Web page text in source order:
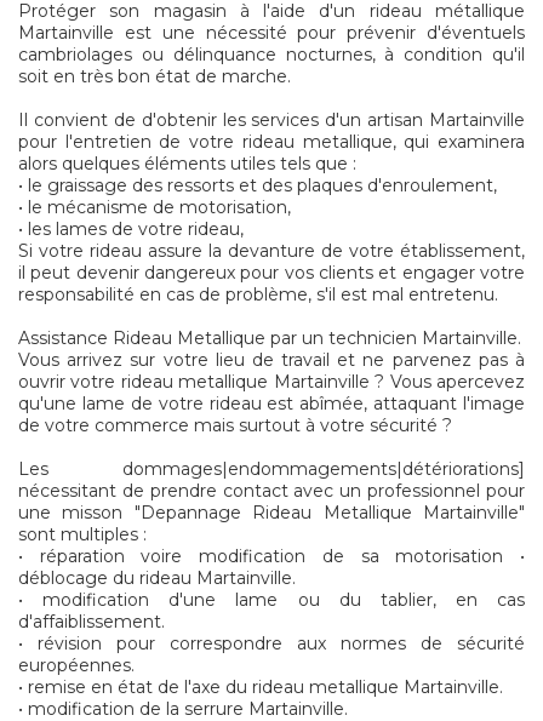
Protéger son magasin à l'aide d'un rideau métallique
Martainville est une nécessité pour prévenir d'éventuels
cambriolages ou délinquance nocturnes, à condition qu'il
soit en très bon état de marche.
Il convient de d'obtenir les services d'un artisan Martainville
pour l'entretien de votre rideau metallique, qui examinera
alors quelques éléments utiles tels que :
• le graissage des ressorts et des plaques d'enroulement,
• le mécanisme de motorisation,
• les lames de votre rideau,
Si votre rideau assure la devanture de votre établissement,
il peut devenir dangereux pour vos clients et engager votre
responsabilité en cas de problème, s'il est mal entretenu.
Assistance Rideau Metallique par un technicien Martainville.
Vous arrivez sur votre lieu de travail et ne parvenez pas à
ouvrir votre rideau metallique Martainville ? Vous apercevez
qu'une lame de votre rideau est abîmée, attaquant l'image
de votre commerce mais surtout à votre sécurité ?
Les dommages|endommagements|détériorations]
nécessitant de prendre contact avec un professionnel pour
une misson "Depannage Rideau Metallique Martainville"
sont multiples :
• réparation voire modification de sa motorisation •
déblocage du rideau Martainville.
• modification d'une lame ou du tablier, en cas
d'affaiblissement.
• révision pour correspondre aux normes de sécurité
européennes.
• remise en état de l'axe du rideau metallique Martainville.
• modification de la serrure Martainville.